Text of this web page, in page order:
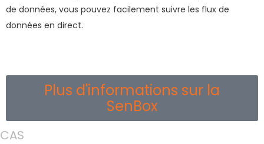
de données, vous pouvez facilement suivre les flux de
données en direct.
Plus d'informations sur la
SenBox
CAS